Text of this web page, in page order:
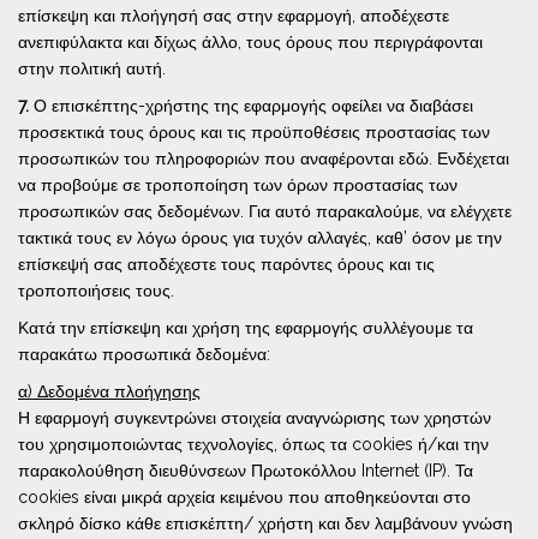
επίσκεψη και πλοήγησή σας στην εφαρμογή, αποδέχεστε
ανεπιφύλακτα και δίχως άλλο, τους όρους που περιγράφονται
στην πολιτική αυτή.
7. Ο επισκέπτης-χρήστης της εφαρμογής οφείλει να διαβάσει
προσεκτικά τους όρους και τις προϋποθέσεις προστασίας των
προσωπικών του πληροφοριών που αναφέρονται εδώ. Ενδέχεται
να προβούμε σε τροποποίηση των όρων προστασίας των
προσωπικών σας δεδομένων. Για αυτό παρακαλούμε, να ελέγχετε
τακτικά τους εν λόγω όρους για τυχόν αλλαγές, καθ’ όσον με την
επίσκεψή σας αποδέχεστε τους παρόντες όρους και τις
τροποποιήσεις τους.
Κατά την επίσκεψη και χρήση της εφαρμογής συλλέγουμε τα
παρακάτω προσωπικά δεδομένα:
α) Δεδομένα πλοήγησης
Η εφαρμογή συγκεντρώνει στοιχεία αναγνώρισης των χρηστών
του χρησιμοποιώντας τεχνολογίες, όπως τα cookies ή/και την
παρακολούθηση διευθύνσεων Πρωτοκόλλου Internet (IP). Τα
cookies είναι μικρά αρχεία κειμένου που αποθηκεύονται στο
σκληρό δίσκο κάθε επισκέπτη/ χρήστη και δεν λαμβάνουν γνώση